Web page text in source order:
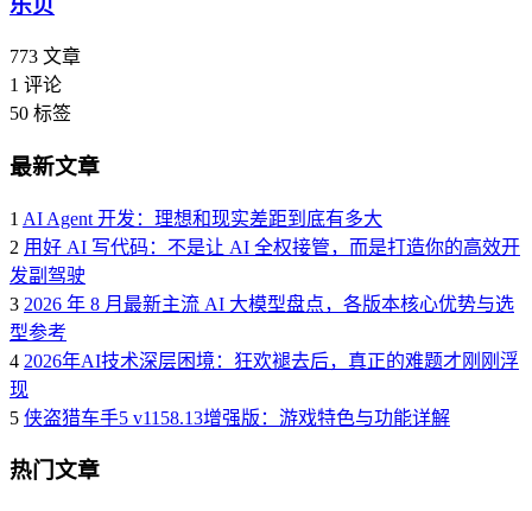
773 文章
1 评论
50 标签
最新文章
1 AI Agent 开发：理想和现实差距到底有多大
2 用好 AI 写代码：不是让 AI 全权接管，而是打造你的高效开
发副驾驶
3 2026 年 8 月最新主流 AI 大模型盘点，各版本核心优势与选
型参考
4 2026年AI技术深层困境：狂欢褪去后，真正的难题才刚刚浮
现
5 侠盗猎车手5 v1158.13增强版：游戏特色与功能详解
热门文章